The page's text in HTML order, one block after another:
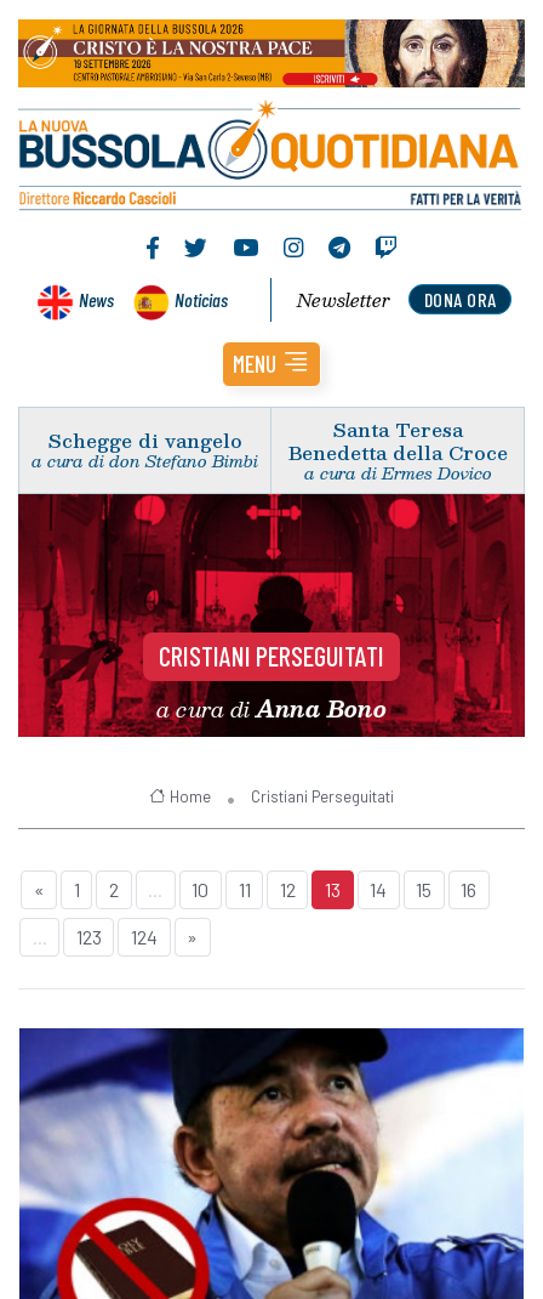
News Noticias DONA ORA
Newsletter
MENU
Schegge di vangelo
a cura di don Stefano Bimbi
Santa Teresa
Benedetta della Croce
a cura di Ermes Dovico
CRISTIANI PERSEGUITATI
a cura diAnna Bono
Home Cristiani Perseguitati
« 1 2 10 11 12 13 14 15 16
... 123 124 »